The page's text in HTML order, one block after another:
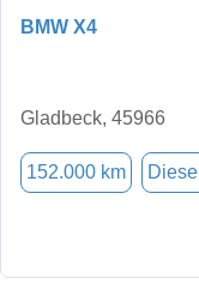
BMW X4
Gladbeck, 45966
152.000 km Diesel